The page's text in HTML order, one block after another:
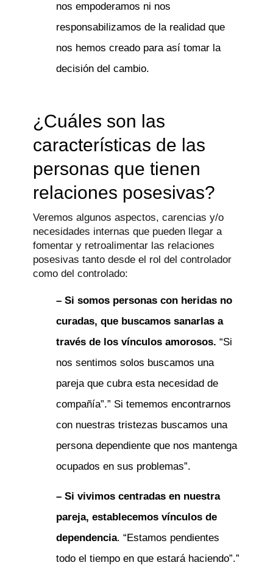
nos empoderamos ni nos
responsabilizamos de la realidad que
nos hemos creado para así tomar la
decisión del cambio.
¿Cuáles son las
características de las
personas que tienen
relaciones posesivas?
Veremos algunos aspectos, carencias y/o
necesidades internas que pueden llegar a
fomentar y retroalimentar las relaciones
posesivas tanto desde el rol del controlador
como del controlado:
– Si somos personas con heridas no
curadas, que buscamos sanarlas a
través de los vínculos amorosos. “Si
nos sentimos solos buscamos una
pareja que cubra esta necesidad de
compañía”.” Si tememos encontrarnos
con nuestras tristezas buscamos una
persona dependiente que nos mantenga
ocupados en sus problemas”.
– Si vivimos centradas en nuestra
pareja, establecemos vínculos de
dependencia. “Estamos pendientes
todo el tiempo en que estará haciendo”.”